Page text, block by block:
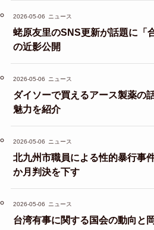
2026-05-06 ニュース
蛯原友里のSNS更新が話題に「
の近影公開
2026-05-06 ニュース
ダイソーで買えるアース製薬の
魅力を紹介
2026-05-06 ニュース
北九州市職員による性的暴行事
か月判決を下す
2026-05-06 ニュース
台湾有事に関する国会の動向と